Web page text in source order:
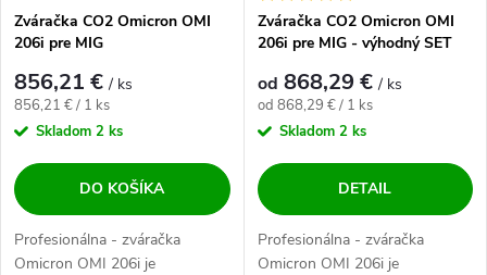
Zváračka CO2 Omicron OMI
206i pre MIG
856,21 €/ ks
Jednotková cena:
856,21 € / 1 ks
Skladom 2 ks
DO KOŠÍKA
Profesionálna - zváračka
Omicron OMI 206i je
Zváračka CO2 Omicron OMI
206i pre MIG - výhodný SET
od 868,29 €/ ks
Jednotková cena:
od 868,29 € / 1 ks
Skladom 2 ks
DETAIL
Profesionálna - zváračka
Omicron OMI 206i je